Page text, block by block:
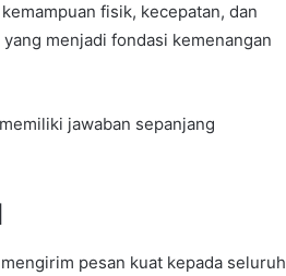
fisik, kecepatan, dan
menjadi fondasi kemenangan
jawaban sepanjang
pesan kuat kepada seluruh